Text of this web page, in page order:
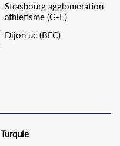
Strasbourg agglomeration
athletisme (G-E)
Dijon uc (BFC)
Turquie